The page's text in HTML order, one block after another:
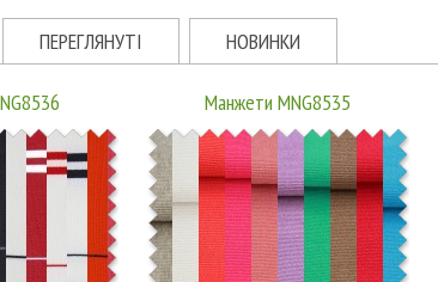
ПЕРЕГЛЯНУТІ НОВИНКИ
Манжети MNG8535